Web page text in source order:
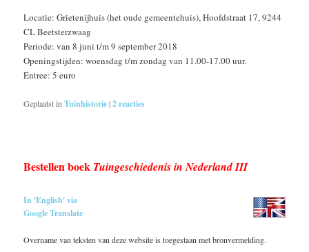
Locatie: Grietenijhuis (het oude gemeentehuis), Hoofdstraat 17, 9244
CL Beetsterzwaag
Periode: van 8 juni t/m 9 september 2018
Openingstijden: woensdag t/m zondag van 11.00-17.00 uur.
Entree: 5 euro
Geplaatst inTuinhistorie|2reacties
Bestellen boek Tuingeschiedenis in Nederland III
In 'English' via
Google Translate
Overname van teksten van deze website is toegestaan met bronvermelding.